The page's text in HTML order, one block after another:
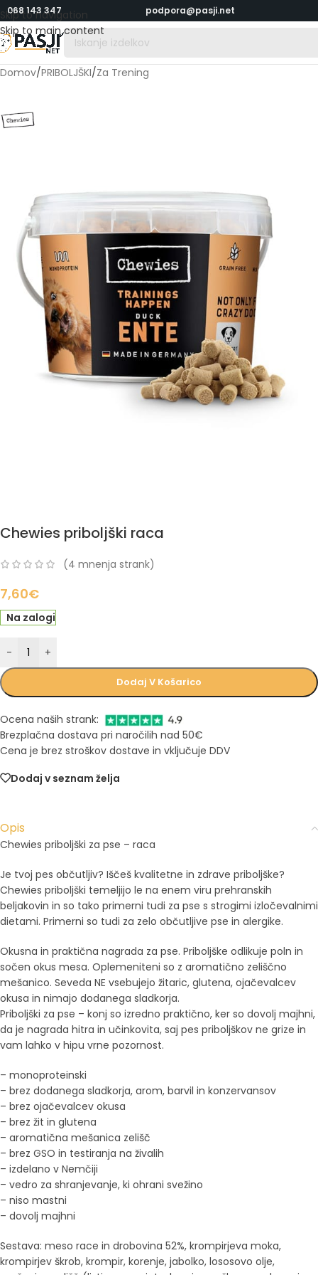
Skip to navigation
Skip to main content
068 143 347 podpora@pasji.net
Domov/PRIBOLJŠKI/Za Trening
Chewies priboljški raca
(4 mnenja strank)
7,60€
Na zalogi
- +
Dodaj V Košarico
Ocena naših strank:
Brezplačna dostava pri naročilih nad 50€
Cena je brez stroškov dostave in vključuje DDV
Dodaj v seznam želja
Opis
Chewies priboljški za pse – raca
Je tvoj pes občutljiv? Iščeš kvalitetne in zdrave priboljške?
Chewies priboljški temeljijo le na enem viru prehranskih
beljakovin in so tako primerni tudi za pse s strogimi izločevalnimi
dietami. Primerni so tudi za zelo občutljive pse in alergike.
Okusna in praktična nagrada za pse. Priboljške odlikuje poln in
sočen okus mesa. Oplemeniteni so z aromatično zeliščno
mešanico. Seveda NE vsebujejo žitaric, glutena, ojačevalcev
okusa in nimajo dodanega sladkorja.
Priboljški za pse – konj so izredno praktično, ker so dovolj majhni,
da je nagrada hitra in učinkovita, saj pes priboljškov ne grize in
vam lahko v hipu vrne pozornost.
– monoproteinski
– brez dodanega sladkorja, arom, barvil in konzervansov
– brez ojačevalcev okusa
– brez žit in glutena
– aromatična mešanica zelišč
– brez GSO in testiranja na živalih
– izdelano v Nemčiji
– vedro za shranjevanje, ki ohrani svežino
– niso mastni
– dovolj majhni
Sestava: meso race in drobovina 52%, krompirjeva moka,
krompirjev škrob, krompir, korenje, jabolko, lososovo olje,